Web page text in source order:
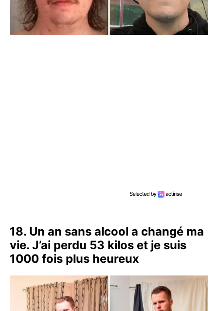
18. Un an sans alcool a changé ma
vie. J’ai perdu 53 kilos et je suis
1000 fois plus heureux